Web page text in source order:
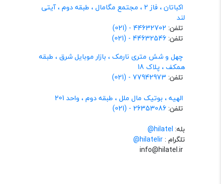
اکباتان ، فاز 2 ، مجتمع مگامال ، طبقه دوم ، آیتی
لند
تلفن: 44632702 - (021)
تلفن:44632546 - (021)
چهل و شش متری نارمک ، بازار موبایل شرق ، طبقه
همکف ، پلاک 18
تلفن: 77942973 - (021)
الهیه ، بوتیک مال ملل ، طبقه دوم ، واحد 201
تلفن:26353086 - (021)
بله: hilatel@
تلگرام :@hilatelir